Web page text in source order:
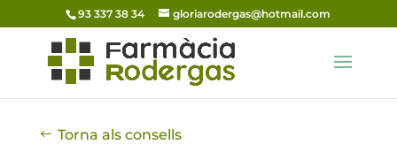
93 337 38 34 gloriarodergas@hotmail.com
Torna als consells